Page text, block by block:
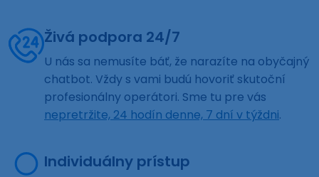
Živá podpora 24/7
U nás sa nemusíte báť, že narazíte na obyčajný
chatbot. Vždy s vami budú hovoriť skutoční
profesionálny operátori. Sme tu pre vás
nepretržite, 24 hodín denne, 7 dní v týždni.
Individuálny prístup